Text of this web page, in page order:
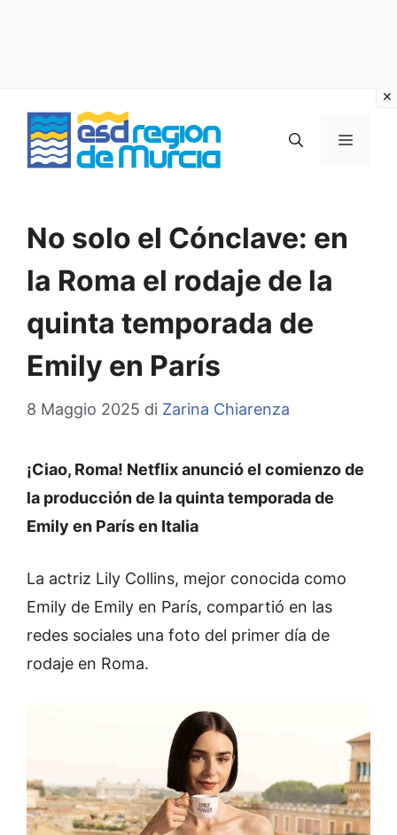
contenuto
MENU
No solo el Cónclave: en
la Roma el rodaje de la
quinta temporada de
Emily en París
8 Maggio 2025 di Zarina Chiarenza
¡Ciao, Roma! Netflix anunció el comienzo de
la producción de la quinta temporada de
Emily en París en Italia
La actriz Lily Collins, mejor conocida como
Emily de Emily en París, compartió en las
redes sociales una foto del primer día de
rodaje en Roma.